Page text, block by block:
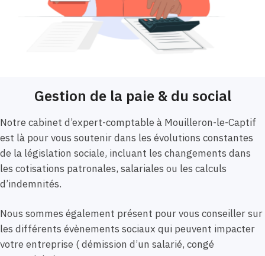
Gestion de la paie & du social
Notre cabinet d’expert-comptable à Mouilleron-le-Captif
est là pour vous soutenir dans les évolutions constantes
de la législation sociale, incluant les changements dans
les cotisations patronales, salariales ou les calculs
d’indemnités.
Nous sommes également présent pour vous conseiller sur
les différents évènements sociaux qui peuvent impacter
votre entreprise ( démission d’un salarié, congé